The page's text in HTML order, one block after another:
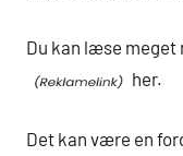
Du kan læse meget
her.
Det kan være en